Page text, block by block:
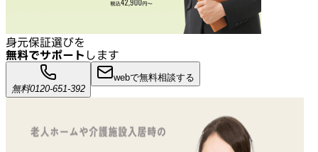
身元保証選びを
無料でサポート します
無料0120-651-392
webで無料相談する